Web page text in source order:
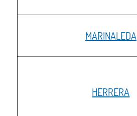
MARINALEDA
HERRERA